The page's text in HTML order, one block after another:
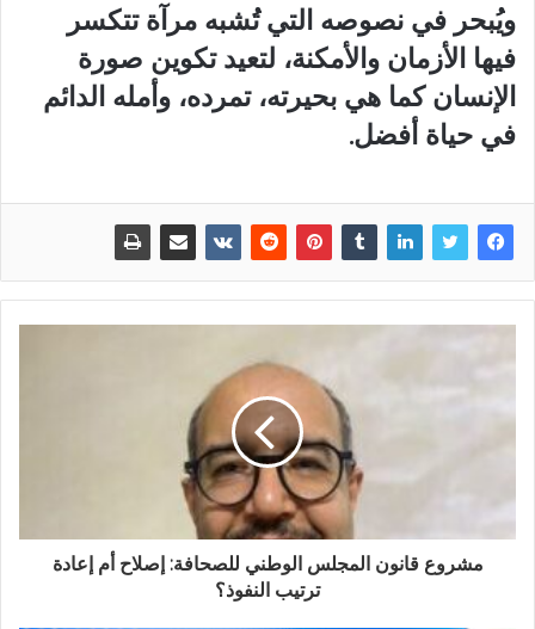
ويُبحر في نصوصه التي تُشبه مرآة تتكسر
فيها الأزمان والأمكنة، لتعيد تكوين صورة
الإنسان كما هي بحيرته، تمرده، وأمله الدائم
في حياة أفضل.
مشروع قانون المجلس الوطني للصحافة: إصلاح أم إعادة
ترتيب النفوذ؟